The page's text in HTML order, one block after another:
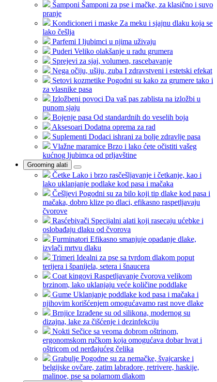
Šamponi Šamponi za pse i mačke, za klasično i suvo
pranje
Kondicioneri i maske Za meku i sjajnu dlaku koja se
lako češlja
Parfemi I ljubimci u njima uživaju
Puderi Veliko olakšanje u radu grumera
Sprejevi za sjaj, volumen, rascebavanje
Nega očiju, ušiju, zuba I zdravstveni i estetski efekat
Setovi kozmetike Pogodni su kako za grumere tako i
za vlasnike pasa
Izložbeni povoci Da vaš pas zablista na izložbi u
punom sjaju
Bojenje pasa Od standardnih do veselih boja
Aksesoari Dodatna oprema za rad
Suplementi Dodaci ishrani za bolje zdravlje pasa
Vlažne maramice Brzo i lako ćete očistiti vašeg
kućnog ljubimca od prljavštine
Grooming alati
Četke Lako i brzo rasčešljavanje i četkanje, kao i
lako uklanjanje podlake kod pasa i mačaka
Češljevi Pogodni su za bilo koji tip dlake kod pasa i
mačaka, dobro klize po dlaci, efikasno raspetljavaju
čvorove
Rasćebivači Specijalni alati koji rasecaju ućebke i
oslobađaju dlaku od čvorova
Furminatori Efikasno smanjuje opadanje dlake,
izvlači mrtvu dlaku
Trimeri Idealni za pse sa tvrdom dlakom poput
terijera i španijela, setera i šnaucera
Coat kingovi Raspetljavanje čvorova velikom
brzinom, lako uklanjaju veće količine poddlake
Gume Uklanjanje poddlake kod pasa i mačaka i
njihovim korišćenjem omogućavamo rast nove dlake
Brnjice Izrađene su od silikona, modernog su
dizajna, lake za čišćenje i dezinfekciju
Nokti Sečice sa veoma dobrom oštrinom,
ergonomskom ručkom koja omogućava dobar hvat i
oštricom od nerđajućeg čelika
Grabulje Pogodne su za nemačke, švajcarske i
belgijske ovčare, zatim labradore, retrivere, haskije,
malinoe, pse sa polarnom dlakom